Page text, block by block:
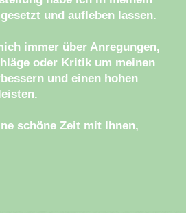
und aufleben lassen.
immer über Anregungen,
oder Kritik um meinen
und einen hohen
schöne Zeit mit Ihnen,